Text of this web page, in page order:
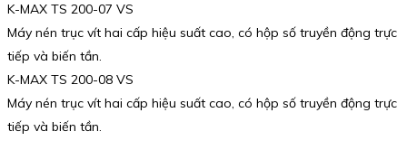
K-MAX TS 200-07 VS
Máy nén trục vít hai cấp hiệu suất cao, có hộp số truyền động trực
tiếp và biến tần.
K-MAX TS 200-08 VS
Máy nén trục vít hai cấp hiệu suất cao, có hộp số truyền động trực
tiếp và biến tần.